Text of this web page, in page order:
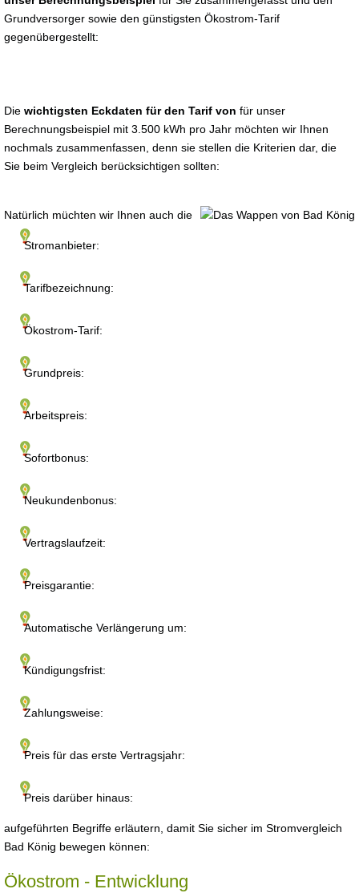
Grundversorger sowie den günstigsten Ökostrom-Tarif
gegenübergestellt:
Die wichtigsten Eckdaten für den Tarif von für unser
Berechnungsbeispiel mit 3.500 kWh pro Jahr möchten wir Ihnen
nochmals zusammenfassen, denn sie stellen die Kriterien dar, die
Sie beim Vergleich berücksichtigen sollten:
Stromanbieter:
Tarifbezeichnung:
Ökostrom-Tarif:
Grundpreis:
Arbeitspreis:
Sofortbonus:
Neukundenbonus:
Vertragslaufzeit:
Preisgarantie:
Automatische Verlängerung um:
Kündigungsfrist:
Zahlungsweise:
Preis für das erste Vertragsjahr:
Preis darüber hinaus:
Natürlich müchten wir Ihnen auch die
aufgeführten Begriffe erläutern, damit Sie sicher im Stromvergleich
Bad König bewegen können:
Ökostrom - Entwicklung